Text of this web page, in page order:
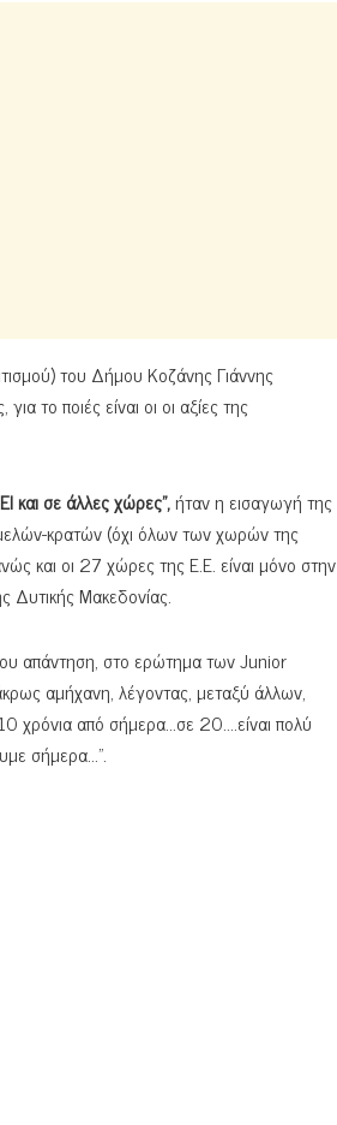
του Δήμου Κοζάνης Γιάννης
το ποιές είναι οι οι αξίες της
σε άλλες χώρες”,ήταν η εισαγωγή της
κρατών (όχι όλων των χωρών της
και οι 27 χώρες της Ε.Ε. είναι μόνο στην
Δυτικής Μακεδονίας.
απάντηση, στο ερώτημα των Junior
αμήχανη, λέγοντας, μεταξύ άλλων,
χρόνια από σήμερα…σε 20….είναι πολύ
σήμερα…”.